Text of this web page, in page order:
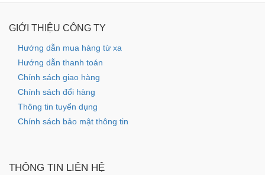
biến
Các
tùy
chọn
có
thể
chọn
sản
GIỚI THIỆU CÔNG TY
Hướng dẫn mua hàng từ xa
Hướng dẫn thanh toán
Chính sách giao hàng
Chính sách đổi hàng
Thông tin tuyển dụng
Chính sách bảo mật thông tin
THÔNG TIN LIÊN HỆ